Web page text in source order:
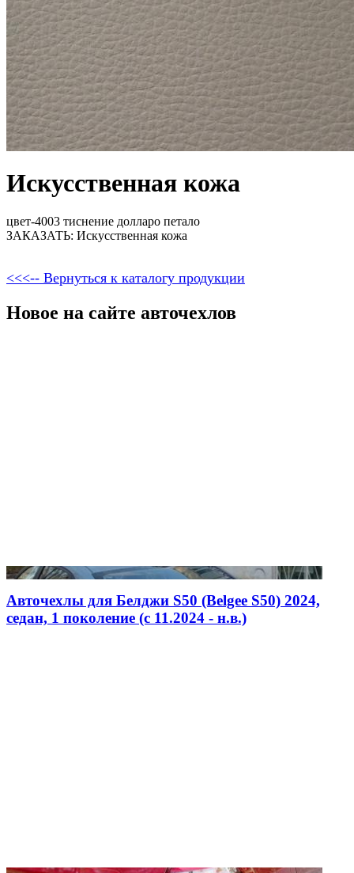
Искусственная кожа
цвет-4003 тиснение долларо петало
ЗАКАЗАТЬ: Искусственная кожа
<<<-- Вернуться к каталогу продукции
Новое на сайте авточехлов
Авточехлы для Белджи S50 (Belgee S50) 2024,
седан, 1 поколение (c 11.2024 - н.в.)